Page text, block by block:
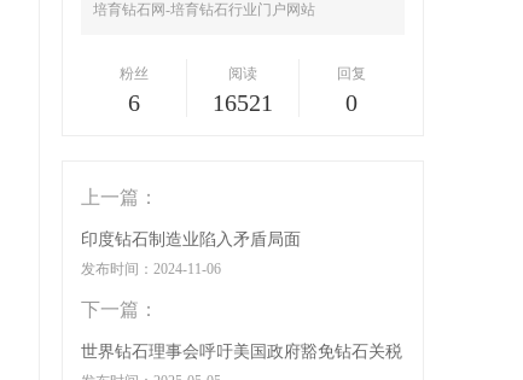
培育钻石网-培育钻石行业门户网站
粉丝
6
阅读
16521
回复
0
上一篇：
印度钻石制造业陷入矛盾局面
发布时间：2024-11-06
下一篇：
世界钻石理事会呼吁美国政府豁免钻石关税